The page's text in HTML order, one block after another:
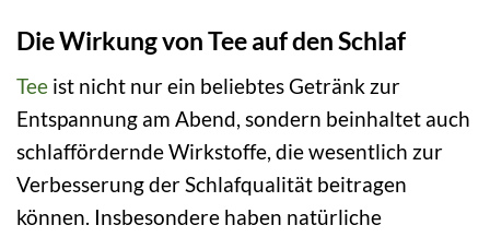
Die Wirkung von Tee auf den Schlaf
Tee ist nicht nur ein beliebtes Getränk zur
Entspannung am Abend, sondern beinhaltet auch
schlaffördernde Wirkstoffe, die wesentlich zur
Verbesserung der Schlafqualität beitragen
können. Insbesondere haben natürliche